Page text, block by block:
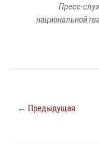
Пресс-
национальной
← Предыдущая